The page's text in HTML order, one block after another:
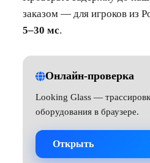
заказом — для игроков из
5–30 мс.
Онлайн-проверка
Looking Glass —
оборудования в браузере.
Открыть